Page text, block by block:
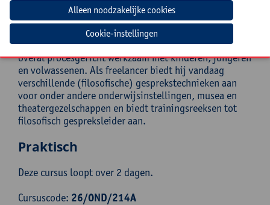
Gideon Hakker studeerde af op de Toneelacademie
Maastricht als regisseur/docent drama. Als filosofisch
gespreksleider kreeg hij scholing bij Kristof Van
Rossem in verschillende technieken. Hij is zowat
overal procesgericht werkzaam met kinderen, jongeren
en volwassenen. Als freelancer biedt hij vandaag
verschillende (filosofische) gesprekstechnieken aan
voor onder andere onderwijsinstellingen, musea en
theatergezelschappen en biedt trainingsreeksen tot
filosofisch gespreksleider aan.
Praktisch
Deze cursus loopt over 2 dagen.
Cursuscode: 26/OND/214A
Cookie-instellingen